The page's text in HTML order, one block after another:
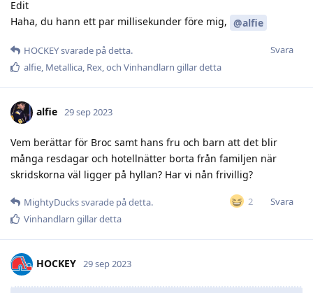
Edit
Haha, du hann ett par millisekunder före mig, @alfie
Svara
HOCKEYsvarade på detta.
alfie, Metallica, Rex, och Vinhandlarn gillar detta
alfie 29 sep 2023
Vem berättar för Broc samt hans fru och barn att det blir
många resdagar och hotellnätter borta från familjen när
skridskorna väl ligger på hyllan? Har vi nån frivillig?
2 Svara
MightyDuckssvarade på detta.
Vinhandlarn gillar detta
HOCKEY 29 sep 2023